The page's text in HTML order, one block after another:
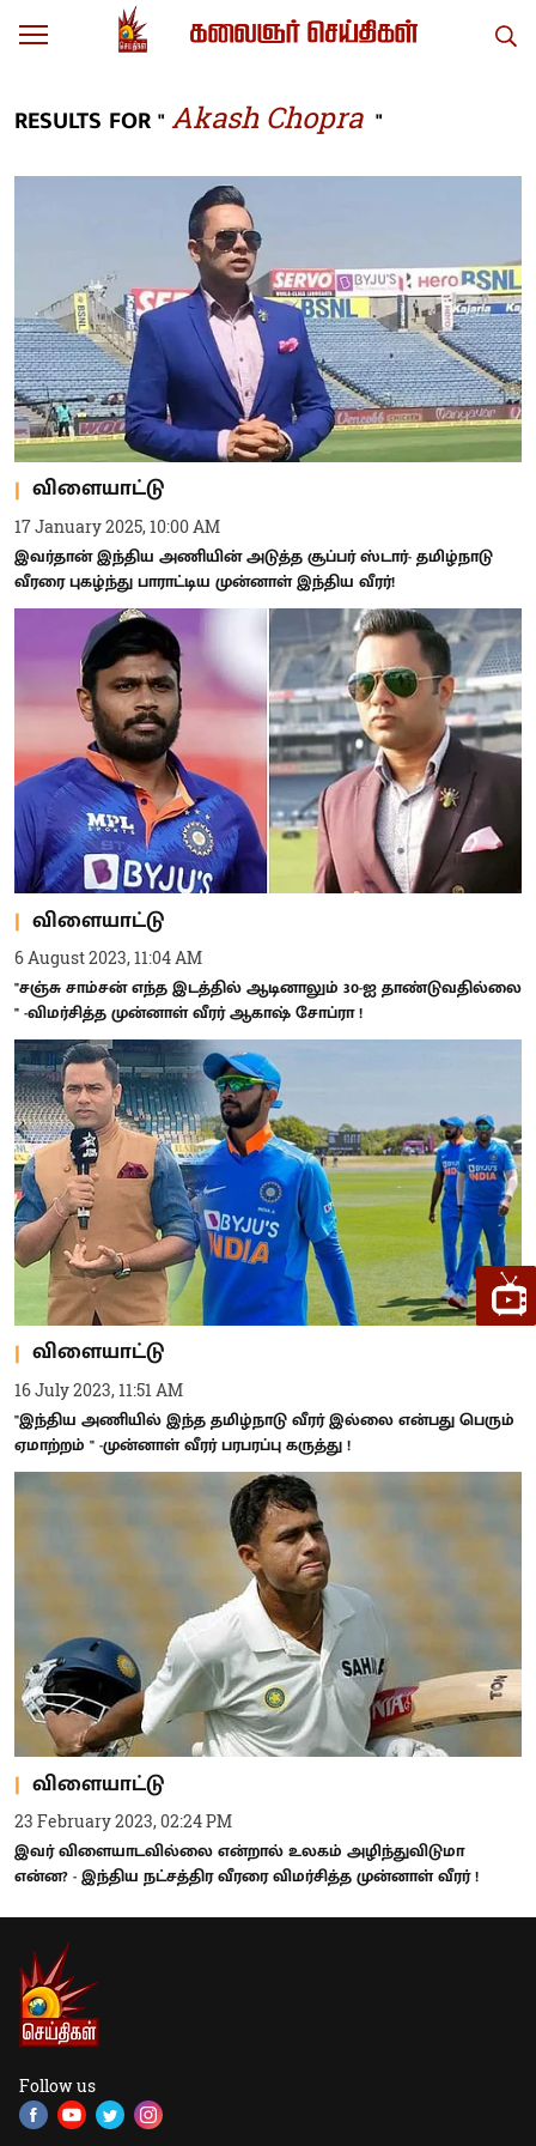
RESULTS FOR "Akash Chopra "
விளையாட்டு
17 January 2025, 10:00 AM
இவர்தான் இந்திய அணியின் அடுத்த சூப்பர் ஸ்டார்- தமிழ்நாடு
வீரரை புகழ்ந்து பாராட்டிய முன்னாள் இந்திய வீரர்!
விளையாட்டு
6 August 2023, 11:04 AM
"சஞ்சு சாம்சன் எந்த இடத்தில் ஆடினாலும் 30-ஐ தாண்டுவதில்லை
" -விமர்சித்த முன்னாள் வீரர் ஆகாஷ் சோப்ரா !
விளையாட்டு
16 July 2023, 11:51 AM
"இந்திய அணியில் இந்த தமிழ்நாடு வீரர் இல்லை என்பது பெரும்
ஏமாற்றம் " -முன்னாள் வீரர் பரபரப்பு கருத்து !
விளையாட்டு
23 February 2023, 02:24 PM
இவர் விளையாடவில்லை என்றால் உலகம் அழிந்துவிடுமா
என்ன? - இந்திய நட்சத்திர வீரரை விமர்சித்த முன்னாள் வீரர் !
Follow us